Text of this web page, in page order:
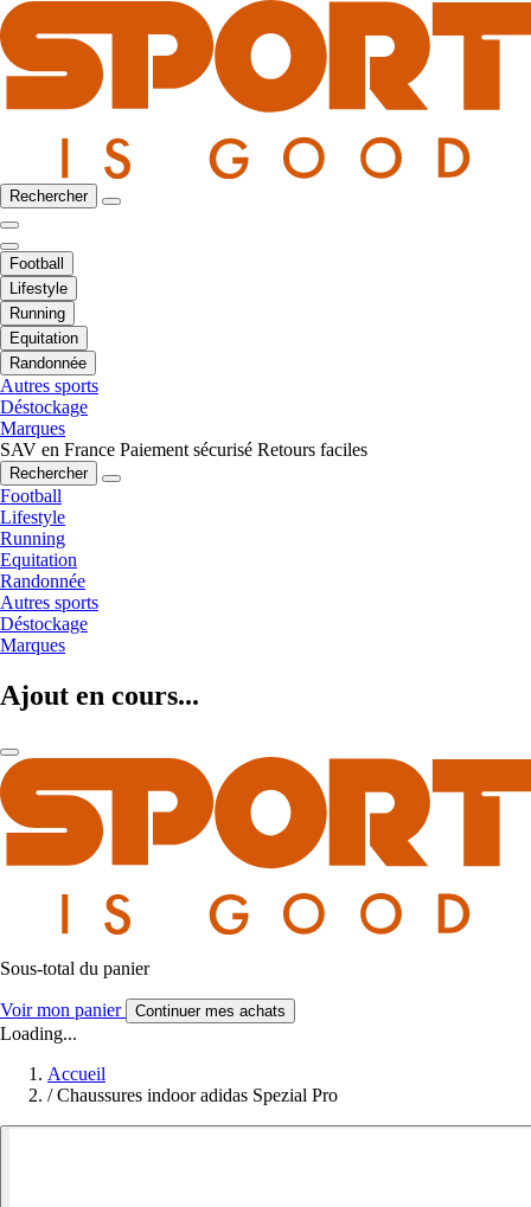
Rechercher
Football
Lifestyle
Running
Equitation
Randonnée
Autres sports
Déstockage
Marques
SAV en France Paiement sécurisé Retours faciles
Rechercher
Football
Lifestyle
Running
Equitation
Randonnée
Autres sports
Déstockage
Marques
Ajout en cours...
Sous-total du panier
Voir mon panier Continuer mes achats
Loading...
Accueil
/ Chaussures indoor adidas Spezial Pro